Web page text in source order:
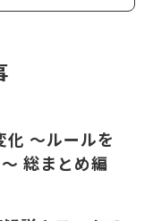
〜ルールを
総まとめ編